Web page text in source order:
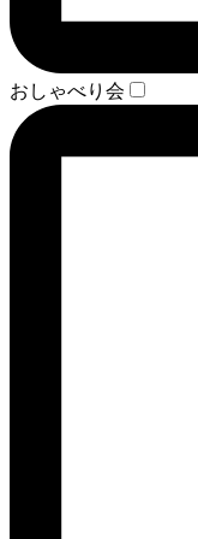
おしゃべり会